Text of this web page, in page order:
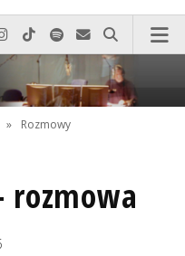
do nas zadzwoń
nas na Facebook-u
nas na X
Odwiedź nas na Instagram-ie
Odwiedź nas na TikTok-u
Szukaj nas na Spotify
Wyślij do nas
Szukaj
» Rozmowy
rozmowa